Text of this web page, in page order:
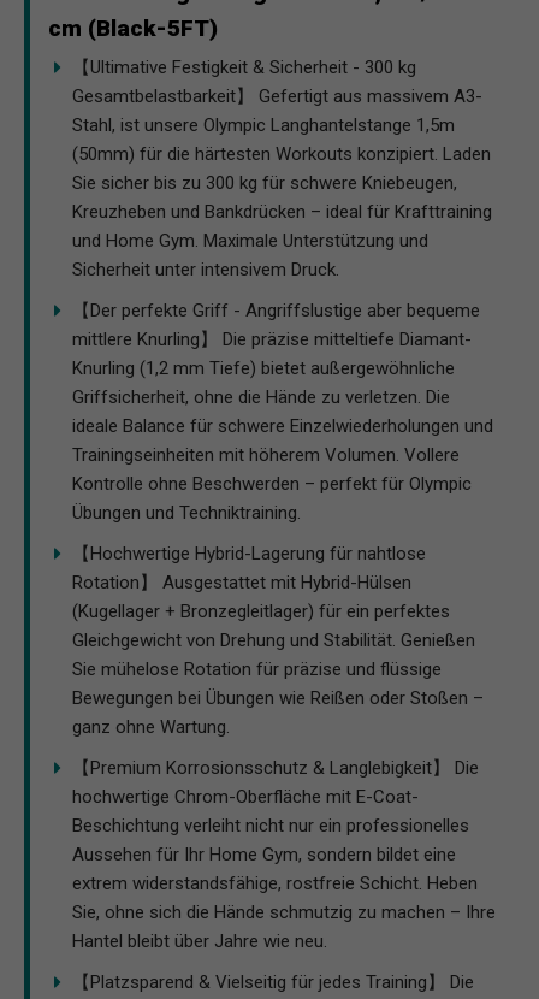
cm (Black-5FT)
【Ultimative Festigkeit & Sicherheit - 300 kg
Gesamtbelastbarkeit】 Gefertigt aus massivem A3-
Stahl, ist unsere Olympic Langhantelstange 1,5m
(50mm) für die härtesten Workouts konzipiert. Laden
Sie sicher bis zu 300 kg für schwere Kniebeugen,
Kreuzheben und Bankdrücken – ideal für Krafttraining
und Home Gym. Maximale Unterstützung und
Sicherheit unter intensivem Druck.
【Der perfekte Griff - Angriffslustige aber bequeme
mittlere Knurling】 Die präzise mitteltiefe Diamant-
Knurling (1,2 mm Tiefe) bietet außergewöhnliche
Griffsicherheit, ohne die Hände zu verletzen. Die
ideale Balance für schwere Einzelwiederholungen und
Trainingseinheiten mit höherem Volumen. Vollere
Kontrolle ohne Beschwerden – perfekt für Olympic
Übungen und Techniktraining.
【Hochwertige Hybrid-Lagerung für nahtlose
Rotation】 Ausgestattet mit Hybrid-Hülsen
(Kugellager + Bronzegleitlager) für ein perfektes
Gleichgewicht von Drehung und Stabilität. Genießen
Sie mühelose Rotation für präzise und flüssige
Bewegungen bei Übungen wie Reißen oder Stoßen –
ganz ohne Wartung.
【Premium Korrosionsschutz & Langlebigkeit】 Die
hochwertige Chrom-Oberfläche mit E-Coat-
Beschichtung verleiht nicht nur ein professionelles
Aussehen für Ihr Home Gym, sondern bildet eine
extrem widerstandsfähige, rostfreie Schicht. Heben
Sie, ohne sich die Hände schmutzig zu machen – Ihre
Hantel bleibt über Jahre wie neu.
【Platzsparend & Vielseitig für jedes Training】 Die